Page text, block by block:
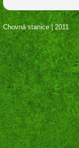
Chovná stanice | 2011